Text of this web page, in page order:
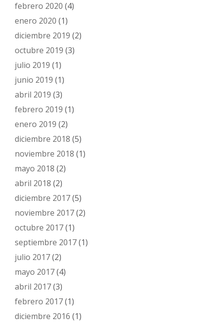
febrero 2020 (4)
enero 2020 (1)
diciembre 2019 (2)
octubre 2019 (3)
julio 2019 (1)
junio 2019 (1)
abril 2019 (3)
febrero 2019 (1)
enero 2019 (2)
diciembre 2018 (5)
noviembre 2018 (1)
mayo 2018 (2)
abril 2018 (2)
diciembre 2017(5)
noviembre 2017(2)
octubre 2017(1)
septiembre 2017(1)
julio 2017(2)
mayo 2017(4)
abril 2017(3)
febrero 2017(1)
diciembre 2016 (1)